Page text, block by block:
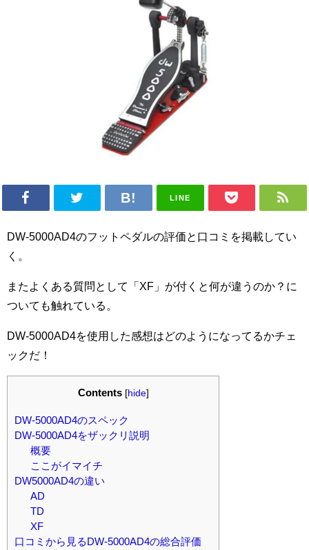
LINE
DW-5000AD4のフットペダルの評価と口コミを掲載してい
く。
またよくある質問として「XF」が付くと何が違うのか？に
ついても触れている。
DW-5000AD4を使用した感想はどのようになってるかチェ
ックだ！
Contents [hide]
DW-5000AD4のスペック
DW-5000AD4をザックリ説明
概要
ここがイマイチ
DW5000AD4の違い
AD
TD
XF
口コミから見るDW-5000AD4の総合評価